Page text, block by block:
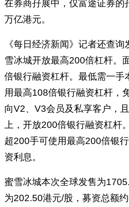
在券商孖展中，仅富途证券的
万亿港元。
《每日经济新闻》记者还查
雪冰城开放最高200倍杠杆。
倍银行融资杠杆。最低需一手
用最高108倍银行融资杠杆，
向V2、V3会员及私享客户，
上，开放200倍银行融资杠杆
超200手可使用最高200倍银
资利息。
蜜雪冰城本次全球发售为
为202.50港元/股，募资总额